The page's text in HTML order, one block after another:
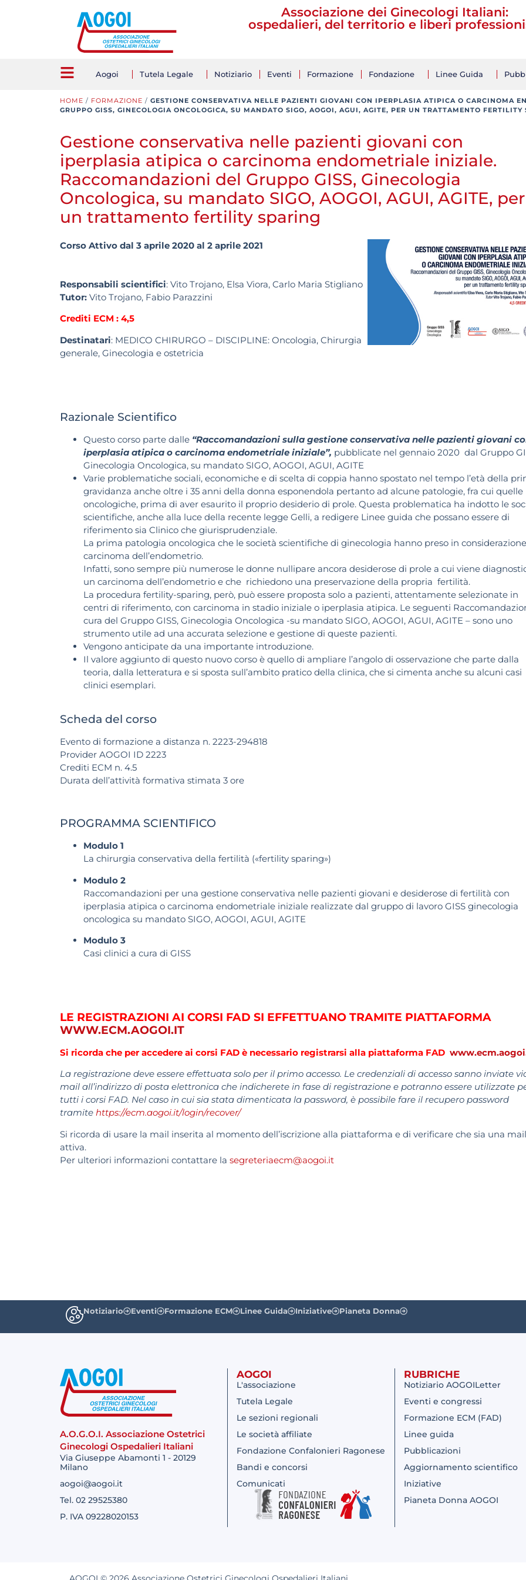
Associazione dei Ginecologi Italiani:
ospedalieri, del territorio e liberi
Aogoi Tutela Legale Notiziario Eventi Formazione Fondazione Linee Guida
HOME / FORMAZIONE / GESTIONE CONSERVATIVA NELLE PAZIENTI GIOVANI CON IPERPLASIA ATIPICA O CARCINOMA
GRUPPO GISS, GINECOLOGIA ONCOLOGICA, SU MANDATO SIGO, AOGOI, AGUI, AGITE, PER UN TRATTAMENTO FERTILITY
Gestione conservativa nelle pazienti giovani con
iperplasia atipica o carcinoma endometriale iniziale.
Raccomandazioni del Gruppo GISS, Ginecologia
Oncologica, su mandato SIGO, AOGOI, AGUI, AGITE, per
un trattamento fertility sparing
Corso Attivo dal 3 aprile 2020 al 2 aprile 2021
Responsabili scientifici: Vito Trojano, Elsa Viora, Carlo Maria Stigliano
Tutor: Vito Trojano, Fabio Parazzini
Crediti ECM : 4,5
Destinatari: MEDICO CHIRURGO – DISCIPLINE: Oncologia, Chirurgia
generale, Ginecologia e ostetricia
Razionale Scientifico
Questo corso parte dalle “Raccomandazioni sulla gestione conservativa nelle pazienti giovani
iperplasia atipica o carcinoma endometriale iniziale”, pubblicate nel gennaio 2020 dal Gruppo
Ginecologia Oncologica, su mandato SIGO, AOGOI, AGUI, AGITE
Varie problematiche sociali, economiche e di scelta di coppia hanno spostato nel tempo l’età della
gravidanza anche oltre i 35 anni della donna esponendola pertanto ad alcune patologie, fra cui quelle
oncologiche, prima di aver esaurito il proprio desiderio di prole. Questa problematica ha indotto le
scientifiche, anche alla luce della recente legge Gelli, a redigere Linee guida che possano essere di
riferimento sia Clinico che giurisprudenziale.
La prima patologia oncologica che le società scientifiche di ginecologia hanno preso in
carcinoma dell’endometrio.
Infatti, sono sempre più numerose le donne nullipare ancora desiderose di prole a cui viene
un carcinoma dell’endometrio e che richiedono una preservazione della propria fertilità.
La procedura fertility-sparing, però, può essere proposta solo a pazienti, attentamente selezionate in
centri di riferimento, con carcinoma in stadio iniziale o iperplasia atipica. Le seguenti
cura del Gruppo GISS, Ginecologia Oncologica -su mandato SIGO, AOGOI, AGUI, AGITE – sono uno
strumento utile ad una accurata selezione e gestione di queste pazienti.
Vengono anticipate da una importante introduzione.
Il valore aggiunto di questo nuovo corso è quello di ampliare l’angolo di osservazione che parte dalla
teoria, dalla letteratura e si sposta sull’ambito pratico della clinica, che si cimenta anche su alcuni casi
clinici esemplari.
Scheda del corso
Evento di formazione a distanza n. 2223-294818
Provider AOGOI ID 2223
Crediti ECM n. 4.5
Durata dell’attività formativa stimata 3 ore
PROGRAMMA SCIENTIFICO
Modulo 1
La chirurgia conservativa della fertilità («fertility sparing»)
Modulo 2
Raccomandazioni per una gestione conservativa nelle pazienti giovani e desiderose di fertilità con
iperplasia atipica o carcinoma endometriale iniziale realizzate dal gruppo di lavoro GISS ginecologia
oncologica su mandato SIGO, AOGOI, AGUI, AGITE
Modulo 3
Casi clinici a cura di GISS
LE REGISTRAZIONI AI CORSI FAD SI EFFETTUANO TRAMITE PIATTAFORMA
WWW.ECM.AOGOI.IT
Si ricorda che per accedere ai corsi FAD è necessario registrarsi alla piattaforma FAD
La registrazione deve essere effettuata solo per il primo accesso. Le credenziali di accesso sanno inviate
mail all’indirizzo di posta elettronica che indicherete in fase di registrazione e potranno essere utilizzate
tutti i corsi FAD. Nel caso in cui sia stata dimenticata la password, è possibile fare il recupero password
tramite https://ecm.aogoi.it/login/recover/
Si ricorda di usare la mail inserita al momento dell’iscrizione alla piattaforma e di verificare che sia una mail
attiva.
Per ulteriori informazioni contattare la segreteriaecm@aogoi.it
Notiziario Eventi Formazione ECM Linee Guida Iniziative Pianeta Donna
A.O.G.O.I. Associazione Ostetrici
Ginecologi Ospedalieri Italiani
Via Giuseppe Abamonti 1 - 20129
Milano
aogoi@aogoi.it
Tel. 02 29525380
P. IVA 09228020153
AOGOI
L'associazione
Tutela Legale
Le sezioni regionali
Le società affiliate
Fondazione Confalonieri Ragonese
Bandi e concorsi
Comunicati
RUBRICHE
Notiziario AOGOILetter
Eventi e congressi
Formazione ECM (FAD)
Linee guida
Pubblicazioni
Aggiornamento scientifico
Iniziative
Pianeta Donna AOGOI